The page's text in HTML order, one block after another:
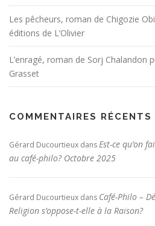
Les pêcheurs, roman de Chigozie
éditions de L’Olivier
L’enragé, roman de Sorj Chalandon
Grasset
COMMENTAIRES RÉCENTS
Gérard Ducourtieux dansEst-ce qu’on
au café-philo? Octobre 2025
Gérard Ducourtieux dans Café-Philo –
Religion s’oppose-t-elle à la Raison?